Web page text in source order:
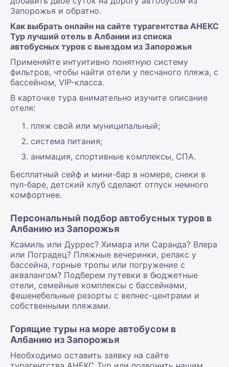
Запорожья и обратно.
Как выбрать онлайн на сайте турагентства АНЕКС
Тур лучший отель в Албании из списка
автобусных туров с выездом из Запорожья
Применяйте интуитивно понятную систему
фильтров, чтобы найти отели у песчаного пляжа, с
бассейном, VIP-класса.
В карточке тура внимательно изучите описание
отеля:
пляж свой или муниципальный;
система питания;
анимация, спортивные комплексы, СПА.
Бесплатный сейф и мини-бар в номере, снеки в
пул-баре, детский клуб сделают отпуск немного
комфортнее.
Персональный подбор автобусных туров в
Албанию из Запорожья
Ксамиль или Дуррес? Химара или Саранда? Влера
или Поградец? Пляжные вечеринки, релакс у
бассейна, горные тропы или погружение с
аквалангом? Подберем путевки в бюджетные
отели, семейные комплексы с бассейнами,
фешенебельные резорты с велнес-центрами и
собственными пляжами.
Горящие туры на море автобусом в
Албанию из Запорожья
Необходимо оставить заявку на сайте